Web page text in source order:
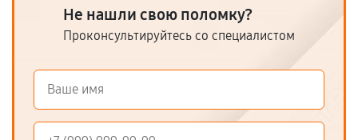
Не нашли свою поломку?
Проконсультируйтесь со специалистом